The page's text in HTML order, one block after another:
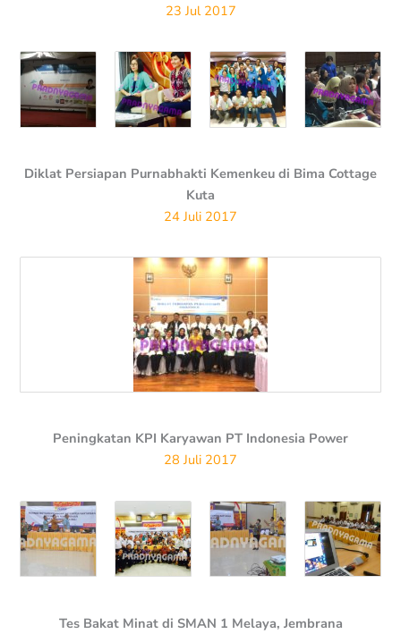
23 Jul 2017
Diklat Persiapan Purnabhakti Kemenkeu di Bima Cottage
Kuta
24 Juli 2017
Peningkatan KPI Karyawan PT Indonesia Power
28 Juli 2017
Tes Bakat Minat di SMAN 1 Melaya, Jembrana